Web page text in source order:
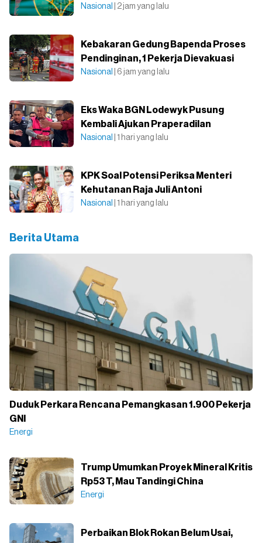
Nasional | 2 jam yang lalu
Kebakaran Gedung Bapenda Proses
Pendinginan, 1 Pekerja Dievakuasi
Nasional | 6 jam yang lalu
Eks Waka BGN Lodewyk Pusung
Kembali Ajukan Praperadilan
Nasional | 1 hari yang lalu
KPK Soal Potensi Periksa Menteri
Kehutanan Raja Juli Antoni
Nasional | 1 hari yang lalu
Berita Utama
Duduk Perkara Rencana Pemangkasan 1.900 Pekerja
GNI
Energi
Trump Umumkan Proyek Mineral Kritis
Rp53 T, Mau Tandingi China
Energi
Perbaikan Blok Rokan Belum Usai,